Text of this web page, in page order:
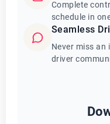
Complete
schedule in
Seamless
Never miss
driver